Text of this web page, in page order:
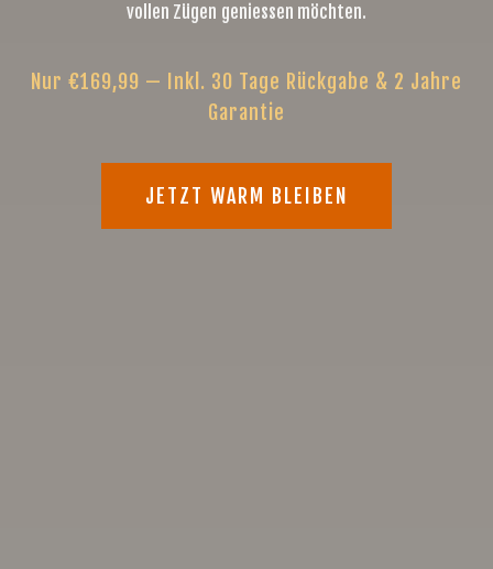
vollen Zügen geniessen möchten.
Nur €169,99 — Inkl. 30 Tage Rückgabe & 2 Jahre
Garantie
JETZT WARM BLEIBEN